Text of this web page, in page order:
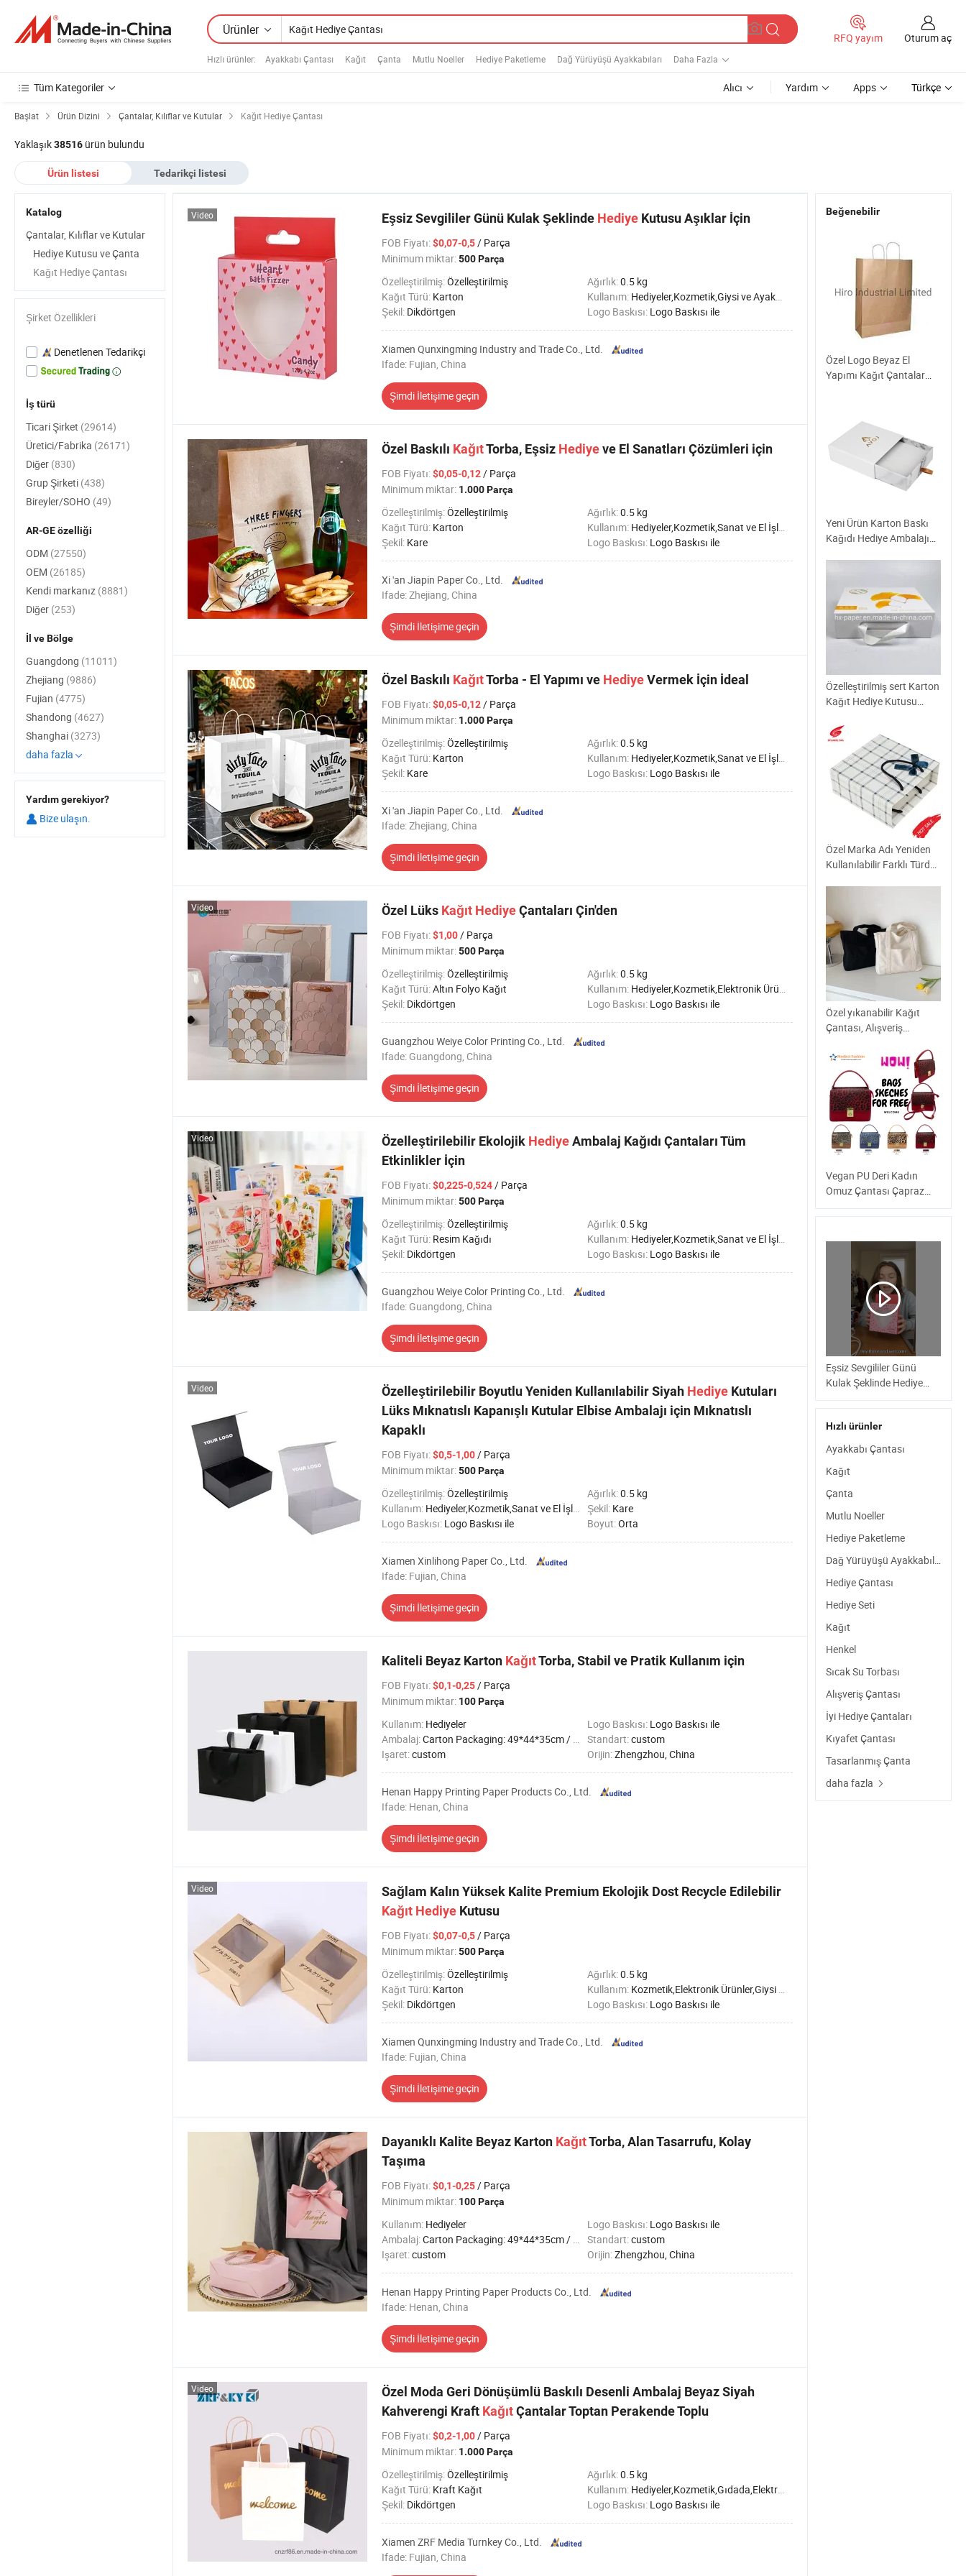
Ürünler
Hızlı ürünler: Ayakkabı Çantası Kağıt Çanta Mutlu Noeller Hediye Paketleme Dağ Yürüyüşü Ayakkabıları Daha Fazla
RFQ yayım Oturum aç
Tüm Kategoriler Alıcı Yardım Apps Türkçe
Başlat Ürün Dizini Çantalar, Kılıflar ve Kutular Kağıt Hediye Çantası
Yaklaşık38516 ürün bulundu
Ürün listesi Tedarikçi listesi
Eşsiz Sevgililer Günü Kulak Şeklinde Hediye Kutusu Aşıklar İçin
FOB Fiyatı:$0,07-0,5/ Parça
Minimum miktar:500 Parça
Özelleştirilmiş:Özelleştirilmiş Ağırlık:0.5 kg
Kağıt Türü: Karton Kullanım: Hediyeler,Kozmetik,Giysi ve Ayakkabılar
Şekil: Dikdörtgen Logo Baskısı: Logo Baskısı ile
Xiamen Qunxingming Industry and Trade Co., Ltd.
Ifade: Fujian, China
Şimdi İletişime geçin
Video
Özel Baskılı KağıtTorba, Eşsiz Hediyeve El Sanatları Çözümleri için
FOB Fiyatı:$0,05-0,12/ Parça
Minimum miktar: 1.000 Parça
Özelleştirilmiş:Özelleştirilmiş Ağırlık:0.5 kg
Kağıt Türü: Karton Kullanım: Hediyeler,Kozmetik,Sanat ve El İşleri,Gıdada,Elektronik Ürünler,Mücevher,Giysi ve Ayakkabılar,Sağlık Hizmetleri Ürünleri,Tebrik Kartları, Mektuplar
Şekil: Kare Logo Baskısı: Logo Baskısı ile
Xi 'an Jiapin Paper Co., Ltd.
Ifade: Zhejiang, China
Şimdi İletişime geçin
Özel Baskılı KağıtTorba - El Yapımı ve HediyeVermek İçin İdeal
FOB Fiyatı:$0,05-0,12/ Parça
Minimum miktar: 1.000 Parça
Özelleştirilmiş:Özelleştirilmiş Ağırlık:0.5 kg
Kağıt Türü: Karton Kullanım: Hediyeler,Kozmetik,Sanat ve El İşleri,Gıdada,Elektronik Ürünler,Mücevher,Giysi ve Ayakkabılar,Sağlık Hizmetleri Ürünleri,Tebrik Kartları, Mektuplar
Şekil: Kare Logo Baskısı: Logo Baskısı ile
Xi 'an Jiapin Paper Co., Ltd.
Ifade: Zhejiang, China
Şimdi İletişime geçin
Özel Lüks Kağıt HediyeÇantaları Çin'den
FOB Fiyatı:$1,00/ Parça
Minimum miktar:500 Parça
Özelleştirilmiş:Özelleştirilmiş Ağırlık:0.5 kg
Kağıt Türü:Altın Folyo Kağıt Kullanım: Hediyeler,Kozmetik,Elektronik Ürünler,Mücevher,Giysi ve Ayakkabılar,Sağlık Hizmetleri Ürünleri,Tebrik Kartları, Mektuplar
Şekil: Dikdörtgen Logo Baskısı: Logo Baskısı ile
Guangzhou Weiye Color Printing Co., Ltd.
Ifade: Guangdong, China
Şimdi İletişime geçin
Video
Özelleştirilebilir Ekolojik HediyeAmbalaj Kağıdı Çantaları Tüm
Etkinlikler İçin
FOB Fiyatı:$0,225-0,524/ Parça
Minimum miktar:500 Parça
Özelleştirilmiş:Özelleştirilmiş Ağırlık:0.5 kg
Kağıt Türü: Resim Kağıdı Kullanım: Hediyeler,Kozmetik,Sanat ve El İşleri,Mücevher,Giysi ve Ayakkabılar,Sağlık Hizmetleri Ürünleri
Şekil: Dikdörtgen Logo Baskısı: Logo Baskısı ile
Guangzhou Weiye Color Printing Co., Ltd.
Ifade: Guangdong, China
Şimdi İletişime geçin
Video
Özelleştirilebilir Boyutlu Yeniden Kullanılabilir Siyah Hediye Kutuları
Lüks Mıknatıslı Kapanışlı Kutular Elbise Ambalajı için Mıknatıslı
Kapaklı
FOB Fiyatı:$0,5-1,00/ Parça
Minimum miktar:500 Parça
Özelleştirilmiş:Özelleştirilmiş Ağırlık:0.5 kg
Kullanım: Hediyeler,Kozmetik,Sanat ve El İşleri,Sağlık Hizmetleri Ürünleri,Tebrik Kartları, Mektuplar Şekil: Kare
Logo Baskısı: Logo Baskısı ile Boyut:Orta
Xiamen Xinlihong Paper Co., Ltd.
Ifade: Fujian, China
Şimdi İletişime geçin
Video
Kaliteli Beyaz Karton KağıtTorba, Stabil ve Pratik Kullanım için
FOB Fiyatı:$0,1-0,25/ Parça
Minimum miktar: 100 Parça
Kullanım: Hediyeler Logo Baskısı: Logo Baskısı ile
Ambalaj:Carton Packaging: 49*44*35cm / Customizable Standart:custom
Işaret:custom Orijin:Zhengzhou, China
Henan Happy Printing Paper Products Co., Ltd.
Ifade: Henan, China
Şimdi İletişime geçin
Sağlam Kalın Yüksek Kalite Premium Ekolojik Dost Recycle Edilebilir
Kağıt Hediye Kutusu
FOB Fiyatı:$0,07-0,5/ Parça
Minimum miktar:500 Parça
Özelleştirilmiş:Özelleştirilmiş Ağırlık:0.5 kg
Kağıt Türü: Karton Kullanım: Kozmetik,Elektronik Ürünler,Giysi ve Ayakkabılar
Şekil: Dikdörtgen Logo Baskısı: Logo Baskısı ile
Xiamen Qunxingming Industry and Trade Co., Ltd.
Ifade: Fujian, China
Şimdi İletişime geçin
Video
Dayanıklı Kalite Beyaz Karton KağıtTorba, Alan Tasarrufu, Kolay
Taşıma
FOB Fiyatı:$0,1-0,25/ Parça
Minimum miktar: 100 Parça
Kullanım: Hediyeler Logo Baskısı: Logo Baskısı ile
Ambalaj:Carton Packaging: 49*44*35cm / Customizable Standart:custom
Işaret:custom Orijin:Zhengzhou, China
Henan Happy Printing Paper Products Co., Ltd.
Ifade: Henan, China
Şimdi İletişime geçin
Özel Moda Geri Dönüşümlü Baskılı Desenli Ambalaj Beyaz Siyah
Kahverengi Kraft KağıtÇantalar Toptan Perakende Toplu
FOB Fiyatı:$0,2-1,00/ Parça
Minimum miktar: 1.000 Parça
Özelleştirilmiş:Özelleştirilmiş Ağırlık:0.5 kg
Kağıt Türü: Kraft Kağıt Kullanım: Hediyeler,Kozmetik,Gıdada,Elektronik Ürünler,Mücevher,Giysi ve Ayakkabılar
Şekil: Dikdörtgen Logo Baskısı: Logo Baskısı ile
Xiamen ZRF Media Turnkey Co., Ltd.
Ifade: Fujian, China
Video
Beğenebilir
Özel Logo Beyaz El
Yapımı Kağıt Çantalar
Yeni Ürün Karton Baskı
Kağıdı Hediye Ambalajı
Özelleştirilmiş sert Karton
Kağıt Hediye Kutusu
Manyetik Katlanır Hediye
Kutusu Paketi
Özel Marka Adı Yeniden
Kullanılabilir Farklı Türde
Özel yıkanabilir Kağıt
Çantası, Alışveriş
Kol Çantası, dayanıklı
Eco Bag, yeniden
kullanılabilir Çanta,
Pamuk Shopper Çanta,
biyolojik olarak
bozunabilir Hediye Plaj
Çantası
Vegan PU Deri Kadın
Omuz Çantası Çapraz
Moda Kadın Çantası
ODM Üreticisi OEM
Eşsiz Sevgililer Günü
Kulak Şeklinde Hediye
Kutusu Aşıklar İçin
Hızlı ürünler
Ayakkabı Çantası
Kağıt
Çanta
Mutlu Noeller
Hediye Paketleme
Dağ Yürüyüşü Ayakkabıları
Hediye Çantası
Hediye Seti
Kağıt
Henkel
Sıcak Su Torbası
Alışveriş Çantası
İyi Hediye Çantaları
Kıyafet Çantası
Tasarlanmış Çanta
daha fazla
Katalog
Çantalar, Kılıflar ve Kutular
Hediye Kutusu ve Çanta
Kağıt Hediye Çantası
Şirket Özellikleri
Denetlenen Tedarikçi
İş türü
Ticari Şirket (29614)
Üretici/Fabrika (26171)
Diğer (830)
Grup Şirketi (438)
Bireyler/SOHO (49)
AR-GE özelliği
ODM (27550)
OEM (26185)
Kendi markanız (8881)
Diğer (253)
İl ve Bölge
Guangdong (11011)
Zhejiang (9886)
Fujian (4775)
Shandong (4627)
Shanghai (3273)
daha fazla
Yardım gerekiyor?
Bize ulaşın.